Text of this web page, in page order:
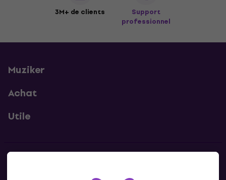
3M+ de clients
Support
professionnel
Muziker
Achat
Utile